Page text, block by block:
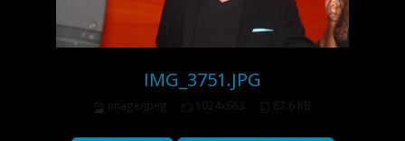
IMG_3751.JPG
image/jpeg 1024x683 87.6 KB